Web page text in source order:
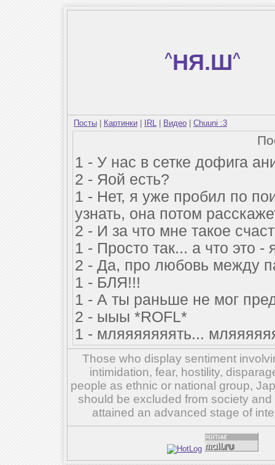
^НЯ.Ш^
Посты Картинки IRL Видео Chuuni :3
1 - У нас в сетке дофига
2 - Яой есть?
1 - Нет, я уже пробил по
узнать, она потом
2 - И за что мне такое
1 - Просто так... а что это -
2 - Да, про любовь между
1 - БЛЯ!!!
1 - А ты раньше не мог
2 - ыыы *ROFL*
1 - мляяяяяяять...
Those who display sentiment
intimidation, fear, hostility,
people as ethnic or national group,
should be excluded from society
attained an advanced stage of